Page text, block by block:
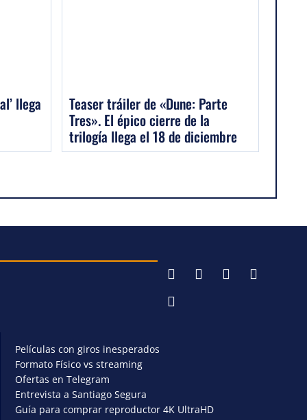
llega
Teaser tráiler de «Dune: Parte
Tres». El épico cierre de la
trilogía llega el 18 de diciembre
Películas con giros inesperados
Formato Físico vs streaming
Ofertas en Telegram
Entrevista a Santiago Segura
Guía para comprar reproductor 4K UltraHD